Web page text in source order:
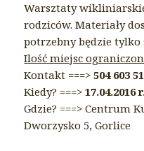
Warsztaty
rodziców. Materiały
potrzebny będzie tylko
Ilość miejsc
Kontakt ===>504 603
Kiedy? ===> 17.04.2016
Gdzie? ===> Centrum
Dworzysko 5, Gorlice